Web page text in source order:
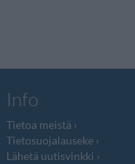
Info
Tietoa meistä
Tietosuojalauseke
Lähetä uutisvinkki